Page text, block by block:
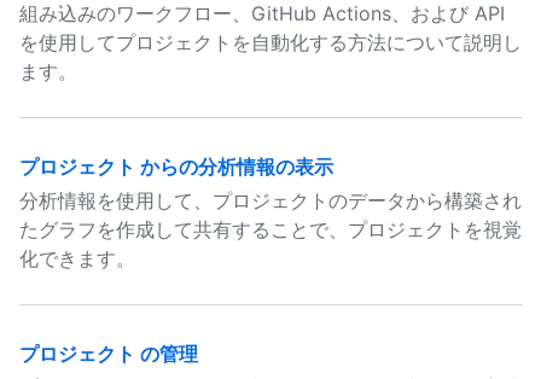
組み込みのワークフロー、GitHub Actions、および API
を使用してプロジェクトを自動化する方法について説明し
ます。
プロジェクト からの分析情報の表示
分析情報を使用して、プロジェクトのデータから構築され
たグラフを作成して共有することで、プロジェクトを視覚
化できます。
プロジェクト の管理